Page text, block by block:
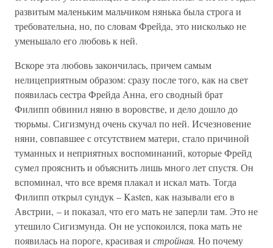
развитым маленьким мальчиком нянька была строга и
требовательна, но, по словам Фрейда, это нисколько не
уменьшало его любовь к ней.
Вскоре эта любовь закончилась, причем самым
нелицеприятным образом: сразу после того, как на свет
появилась сестра Фрейда Анна, его сводный брат
Филипп обвинил няню в воровстве, и дело дошло до
тюрьмы. Сигизмунд очень скучал по ней. Исчезновение
няни, совпавшее с отсутствием матери, стало причиной
туманных и неприятных воспоминаний, которые Фрейд
сумел прояснить и объяснить лишь много лет спустя. Он
вспоминал, что все время плакал и искал мать. Тогда
Филипп открыл сундук – Kasten, как называли его в
Австрии, – и показал, что его мать не заперли там. Это не
утешило Сигизмунда. Он не успокоился, пока мать не
появилась на пороге, красивая и стройная. Но почему